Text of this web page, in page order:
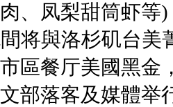
、凤梨甜筒虾等
将與洛杉矶台美
區餐厅美國黑金
部落客及媒體举